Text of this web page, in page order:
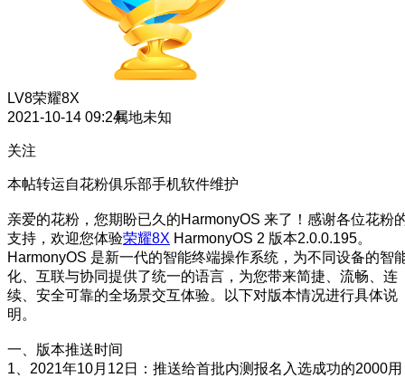
LV8荣耀8X
2021-10-14 09:24属地未知
关注
本帖转运自花粉俱乐部手机软件维护
亲爱的花粉，您期盼已久的HarmonyOS 来了！感谢各位花粉
支持，欢迎您体验荣耀8X HarmonyOS 2 版本2.0.0.195。
HarmonyOS 是新一代的智能终端操作系统，为不同设备的智
化、互联与协同提供了统一的语言，为您带来简捷、流畅、连
续、安全可靠的全场景交互体验。以下对版本情况进行具体说
明。
一、版本推送时间
1、2021年10月12日：推送给首批内测报名入选成功的2000用